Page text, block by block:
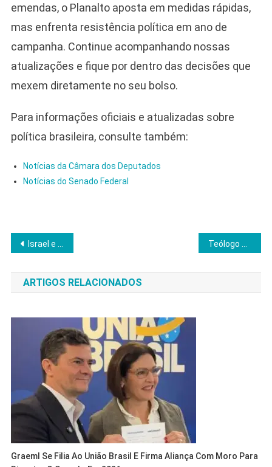
emendas, o Planalto aposta em medidas rápidas,
mas enfrenta resistência política em ano de
campanha. Continue acompanhando nossas
atualizações e fique por dentro das decisões que
mexem diretamente no seu bolso.
Para informações oficiais e atualizadas sobre
política brasileira, consulte também:
Notícias da Câmara dos Deputados
Notícias do Senado Federal
Navegação
de
Post
Israel e Hamas confirmam cessar-fogo; libertação de reféns começa em 72 horas
ARTIGOS RELACIONADOS
Graeml Se Filia Ao União Brasil E Firma Aliança Com Moro Para